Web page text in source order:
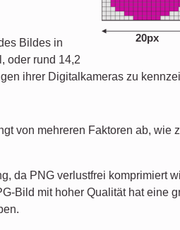
20px
Bildes in
oder rund 14,2
ihrer Digitalkameras zu
von mehreren Faktoren ab, wie
da PNG verlustfrei komprimiert
Bild mit hoher Qualität hat eine